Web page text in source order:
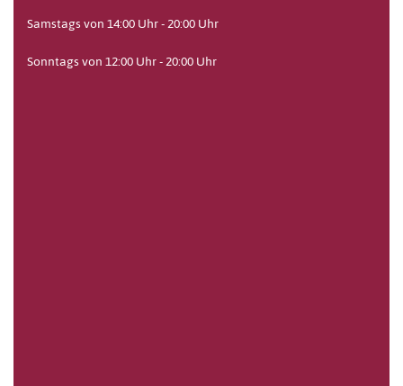
Samstags von 14:00 Uhr - 20:00 Uhr
Sonntags von 12:00 Uhr - 20:00 Uhr